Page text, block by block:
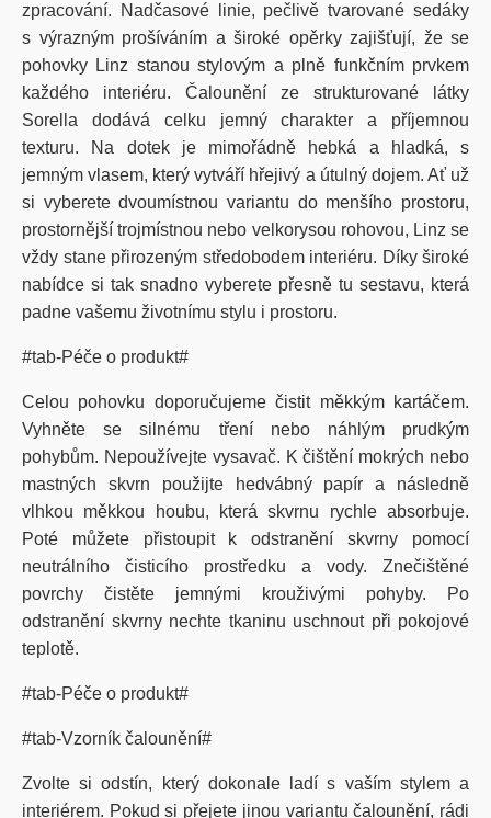
zpracování. Nadčasové linie, pečlivě tvarované sedáky
s výrazným prošíváním a široké opěrky zajišťují, že se
pohovky Linz stanou stylovým a plně funkčním prvkem
každého interiéru. Čalounění ze strukturované látky
Sorella dodává celku jemný charakter a příjemnou
texturu.
Na dotek je mimořádně hebká a hladká, s
jemným vlasem, který vytváří hřejivý a útulný dojem. Ať už
si vyberete dvoumístnou variantu do menšího prostoru,
prostornější trojmístnou nebo velkorysou rohovou, Linz se
vždy stane přirozeným středobodem interiéru. Díky široké
nabídce si tak snadno vyberete přesně tu sestavu, která
padne vašemu životnímu stylu i prostoru.
#tab-Péče o produkt#
Celou pohovku doporučujeme čistit měkkým kartáčem.
Vyhněte se silnému tření nebo náhlým prudkým
pohybům. Nepoužívejte vysavač. K čištění mokrých nebo
mastných skvrn použijte hedvábný papír a následně
vlhkou měkkou houbu, která skvrnu rychle absorbuje.
Poté můžete přistoupit k odstranění skvrny pomocí
neutrálního čisticího prostředku a vody. Znečištěné
povrchy čistěte jemnými krouživými pohyby. Po
odstranění skvrny nechte tkaninu uschnout při pokojové
teplotě.
#tab-Péče o produkt#
#tab-Vzorník čalounění#
Zvolte si odstín, který dokonale ladí s vaším stylem a
interiérem. Pokud si přejete jinou variantu čalounění, rádi